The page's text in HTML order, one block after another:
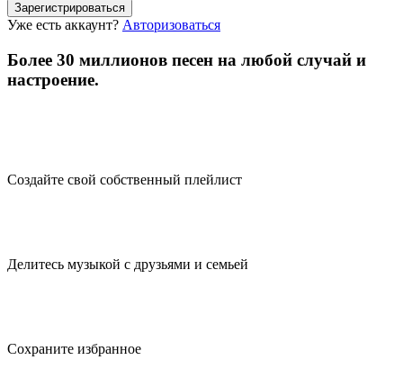
Зарегистрироваться
Уже есть аккаунт? Авторизоваться
Более 30 миллионов песен на любой случай и
настроение.
Создайте свой собственный плейлист
Делитесь музыкой с друзьями и семьей
Сохраните избранное